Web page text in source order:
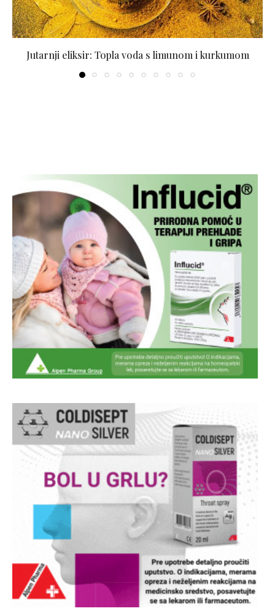
Jutarnji eliksir: Topla voda s limunom i kurkumom